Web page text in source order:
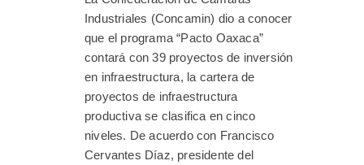
Industriales (Concamin) dio a conocer
que el programa “Pacto Oaxaca”
contará con 39 proyectos de inversión
en infraestructura, la cartera de
proyectos de infraestructura
productiva se clasifica en cinco
niveles. De acuerdo con Francisco
Cervantes Díaz, presidente del